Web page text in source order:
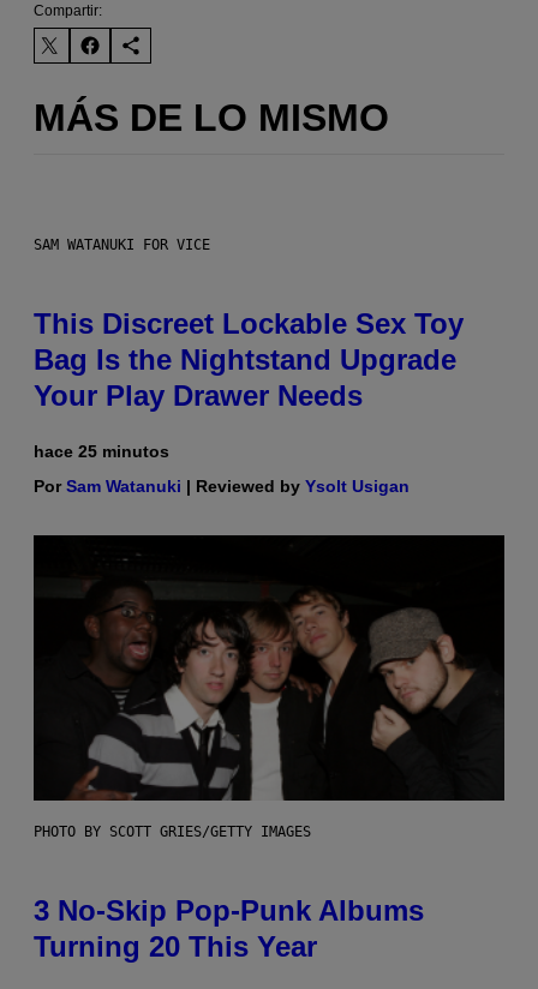
Compartir:
MÁS DE LO MISMO
SAM WATANUKI FOR VICE
This Discreet Lockable Sex Toy
Bag Is the Nightstand Upgrade
Your Play Drawer Needs
hace 25 minutos
PorSam Watanuki | Reviewed by Ysolt Usigan
PHOTO BY SCOTT GRIES/GETTY IMAGES
3 No-Skip Pop-Punk Albums
Turning 20 This Year